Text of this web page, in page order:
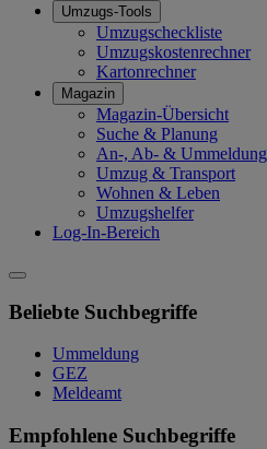
Umzugs-Tools
Umzugscheckliste
Umzugskostenrechner
Kartonrechner
Magazin
Magazin-Übersicht
Suche & Planung
An-, Ab- & Ummeldung
Umzug & Transport
Wohnen & Leben
Umzugshelfer
Log-In-Bereich
Beliebte Suchbegriffe
Ummeldung
GEZ
Meldeamt
Empfohlene Suchbegriffe